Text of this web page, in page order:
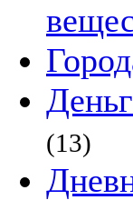
(13)